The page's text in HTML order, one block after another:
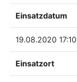
Einsatzdatum
19.08.2020
Einsatzort